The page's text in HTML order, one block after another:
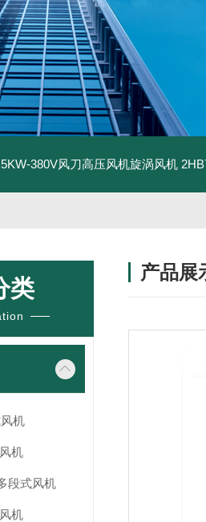
380V风刀高压风机旋涡风机
类
机
机
段式风机
机
产品展